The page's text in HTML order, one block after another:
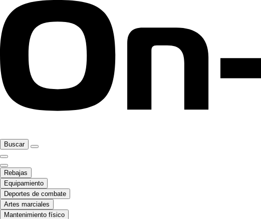
Buscar
Rebajas
Equipamiento
Deportes de combate
Artes marciales
Mantenimiento físico